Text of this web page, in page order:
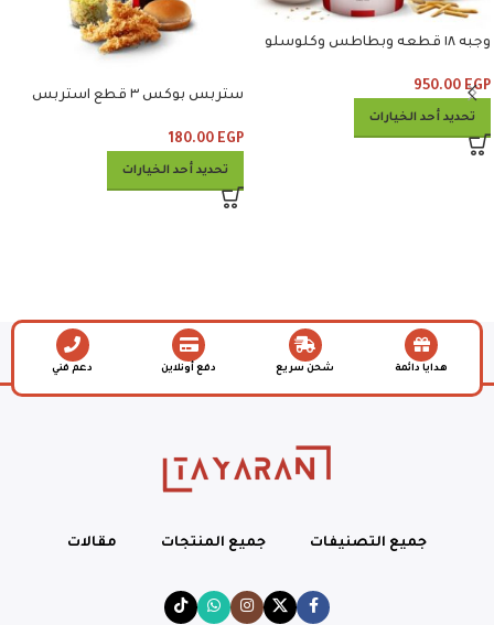
وجبه ١٨ قطعه وبطاطس وكلوسلو
950.00 EGP
تحديد أحد الخيارات
ستربس بوكس ٣ قطع استربس
180.00 EGP
تحديد أحد الخيارات
هدايا دائمة شحن سريع دفع أونلاين دعم فني
جميع التصنيفات جميع المنتجات مقالات